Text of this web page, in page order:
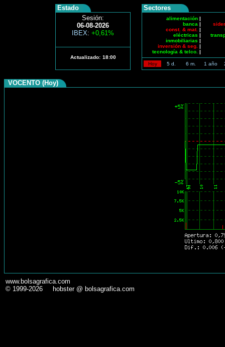
Estado
Sesión:
06-08-2026
IBEX: +0,61%
Actualizado: 18:00
Sectores
alimentación |
banca |
const. & mat. |
eléctricas |
inmobiliarias |
inversión & seg. |
tecnología & telco. |
Hoy 5 d. 6 m. 1 año
VOCENTO (Hoy)
www.bolsagrafica.com
© 1999-2026 hobster @ bolsagrafica.com